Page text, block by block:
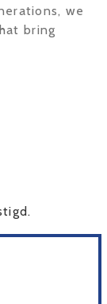
we
bring